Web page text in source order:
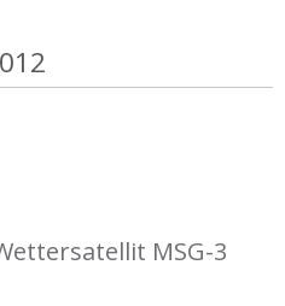
MSG-3